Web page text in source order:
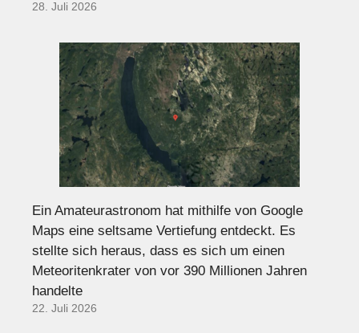
28. Juli 2026
Ein Amateurastronom hat mithilfe von Google
Maps eine seltsame Vertiefung entdeckt. Es
stellte sich heraus, dass es sich um einen
Meteoritenkrater von vor 390 Millionen Jahren
handelte
22. Juli 2026